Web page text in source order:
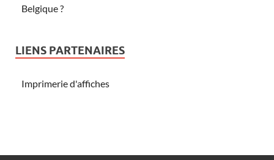
Belgique ?
LIENS PARTENAIRES
Imprimerie d'affiches